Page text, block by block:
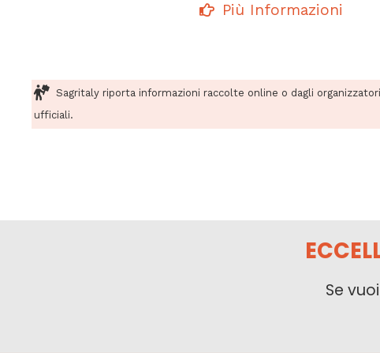
Più Informazioni
Sagritaly riporta informazioni raccolte online o dagli
ufficiali.
Se